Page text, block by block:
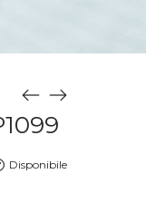
Disponibile